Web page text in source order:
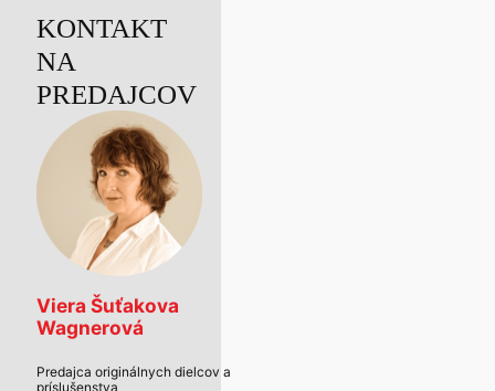
KONTAKT
NA
PREDAJCOV
Viera Šuťakova
Wagnerová
Predajca originálnych dielcov a
príslušenstva